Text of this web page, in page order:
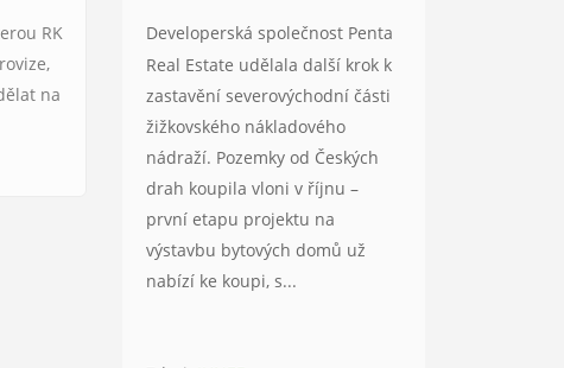
RK
na
Developerská společnost Penta
Real Estate udělala další krok k
zastavění severovýchodní části
žižkovského nákladového
nádraží. Pozemky od Českých
drah koupila vloni v říjnu –
první etapu projektu na
výstavbu bytových domů už
nabízí ke koupi, s...